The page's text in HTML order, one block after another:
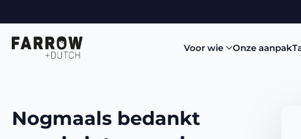
Voor wie Onze aanpak
Nogmaals bedankt